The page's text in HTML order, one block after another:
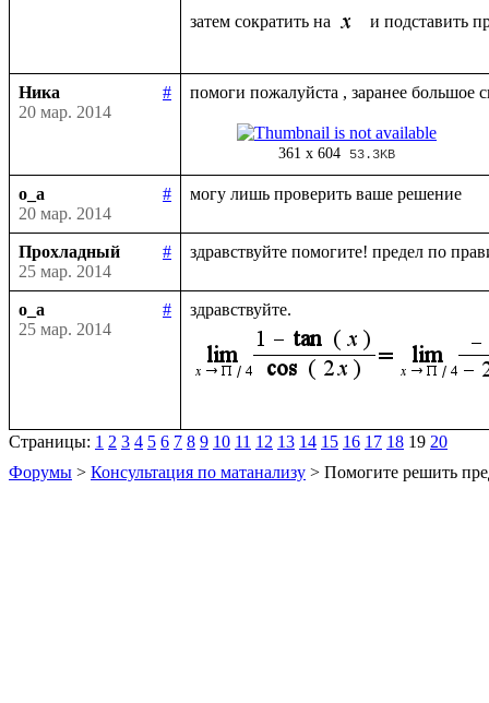
затем сократить на
и подставить
Ника
#
20 мар. 2014
361 x 604 53.3KB
o_a
#
20 мар. 2014
Прохладный
#
25 мар. 2014
o_a
#
25 мар. 2014
Страницы: 1 2 3 4 5 6 7 8 9 10 11 12 13 14 15 16 17 18 19 20
Форумы > Консультация по матанализу > Помогите решить